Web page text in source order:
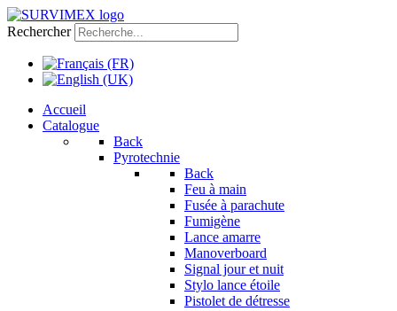
Rechercher
Accueil
Catalogue
Back
Pyrotechnie
Back
Feu à main
Fusée à parachute
Fumigène
Lance amarre
Manoverboard
Signal jour et nuit
Stylo lance étoile
Pistolet de détresse